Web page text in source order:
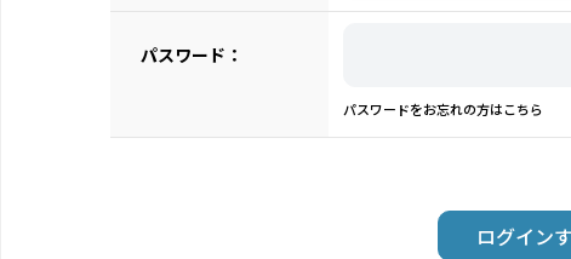
パスワード：
パスワードをお忘れの方はこちら